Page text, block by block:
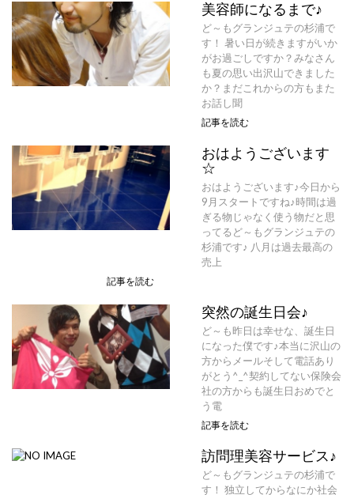
美容師になるまで♪
ど～もグランジュテの杉浦で
す！ 暑い日が続きますがいか
がお過ごしですか？みなさん
も夏の思い出沢山できました
か？まだこれからの方もまた
お話し聞
記事を読む
おはようございます
☆
おはようございます♪今日から
9月スタートですね♪時間は過
ぎる物じゃなく使う物だと思
ってるど～もグランジュテの
杉浦です♪ 八月は過去最高の
売上
記事を読む
突然の誕生日会♪
ど～も昨日は幸せな、誕生日
になった僕です♪本当に沢山の
方からメールそして電話あり
がとう^_^契約してない保険会
社の方からも誕生日おめでと
う電
記事を読む
訪問理美容サービス♪
ど～もグランジュテの杉浦で
す！ 独立してからなにか社会